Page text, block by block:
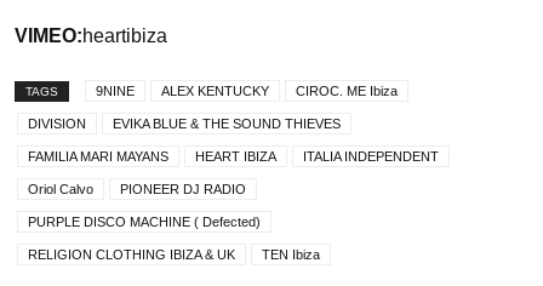
VIMEO:heartibiza
TAGS 9NINE ALEX KENTUCKY CIROC. ME Ibiza
DIVISION EVIKA BLUE & THE SOUND THIEVES
FAMILIA MARI MAYANS HEART IBIZA ITALIA INDEPENDENT
Oriol Calvo PIONEER DJ RADIO
PURPLE DISCO MACHINE ( Defected)
RELIGION CLOTHING IBIZA & UK TEN Ibiza